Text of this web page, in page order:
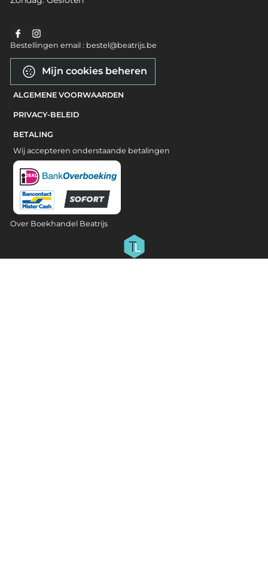
Bestellingen email : bestel@beatrijs.be
Mijn cookies beheren
ALGEMENE VOORWAARDEN
PRIVACY-BELEID
BETALING
Wij accepteren onderstaande betalingen
Over Boekhandel Beatrijs